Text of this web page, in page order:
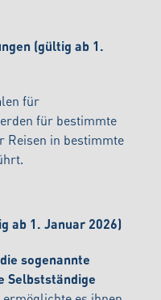
(gültig ab 1.
für
für bestimmte
Reisen in bestimmte
ab 1. Januar 2026)
sogenannte
Selbstständige